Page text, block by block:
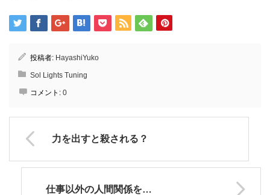
投稿者: HayashiYuko
Sol Lights Tuning
コメント: 0
力を出すと殺される？
仕事以外の人間関係を…